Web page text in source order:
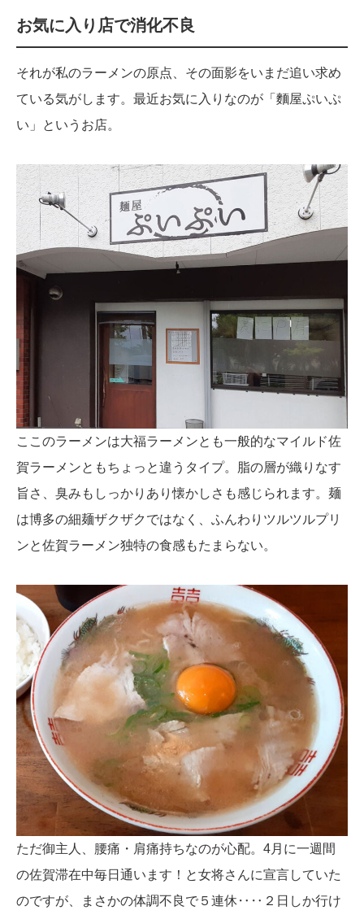
お気に入り店で消化不良
それが私のラーメンの原点、その面影をいまだ追い求め
ている気がします。最近お気に入りなのが「麵屋ぷいぷ
い」というお店。
ここのラーメンは大福ラーメンとも一般的なマイルド佐
賀ラーメンともちょっと違うタイプ。脂の層が織りなす
旨さ、臭みもしっかりあり懐かしさも感じられます。麺
は博多の細麺ザクザクではなく、ふんわりツルツルプリ
ンと佐賀ラーメン独特の食感もたまらない。
ただ御主人、腰痛・肩痛持ちなのが心配。4月に一週間
の佐賀滞在中毎日通います！と女将さんに宣言していた
のですが、まさかの体調不良で５連休‥‥２日しか行け